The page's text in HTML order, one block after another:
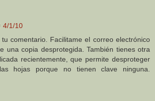
4/1/10
comentario. Facilitame el correo electrónico
una copia desprotegida. También tienes otra
recientemente, que permite desproteger
hojas porque no tienen clave ninguna.